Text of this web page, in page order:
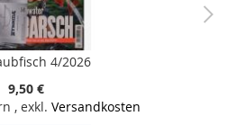
4/2026
9,50 €
, exkl. Versandkosten